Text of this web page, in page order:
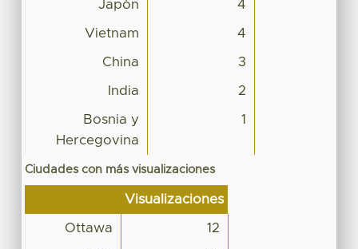
Japón 4
Vietnam 4
China 3
India 2
Bosnia y
Hercegovina
1
Ciudades con más visualizaciones
Visualizaciones
Ottawa 12